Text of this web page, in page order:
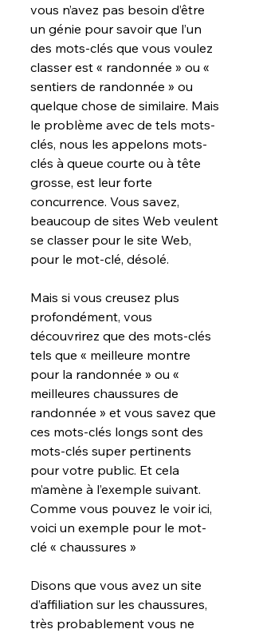
vous n’avez pas besoin d’être
un génie pour savoir que l’un
des mots-clés que vous voulez
classer est « randonnée » ou «
sentiers de randonnée » ou
quelque chose de similaire. Mais
le problème avec de tels mots-
clés, nous les appelons mots-
clés à queue courte ou à tête
grosse, est leur forte
concurrence. Vous savez,
beaucoup de sites Web veulent
se classer pour le site Web,
pour le mot-clé, désolé.
Mais si vous creusez plus
profondément, vous
découvrirez que des mots-clés
tels que « meilleure montre
pour la randonnée » ou «
meilleures chaussures de
randonnée » et vous savez que
ces mots-clés longs sont des
mots-clés super pertinents
pour votre public. Et cela
m’amène à l’exemple suivant.
Comme vous pouvez le voir ici,
voici un exemple pour le mot-
clé « chaussures »
Disons que vous avez un site
d’affiliation sur les chaussures,
très probablement vous ne